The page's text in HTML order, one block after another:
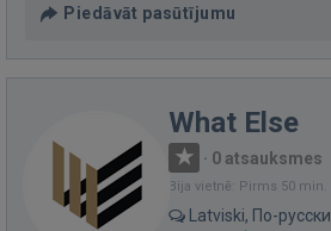
Piedāvāt pasūtījumu
What Else
· 0 atsauksmes
Bija vietnē: Pirms 50 min.
Latviski, По-русски